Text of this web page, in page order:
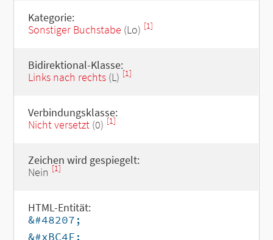
Kategorie:
Sonstiger Buchstabe (Lo) [1]
Bidirektional-Klasse:
Links nach rechts(L) [1]
Verbindungsklasse:
Nicht versetzt(0) [1]
Zeichen wird gespiegelt:
Nein [1]
HTML-Entität:
&#48207;
&#xBC4F;